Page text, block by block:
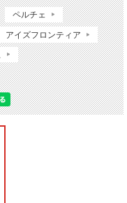
ペルチェ
アイズフロンティア